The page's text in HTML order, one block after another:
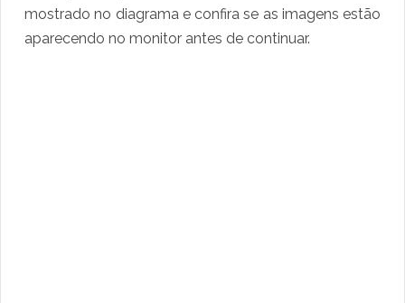
mostrado no diagrama e confira se as imagens estão
aparecendo no monitor antes de continuar.